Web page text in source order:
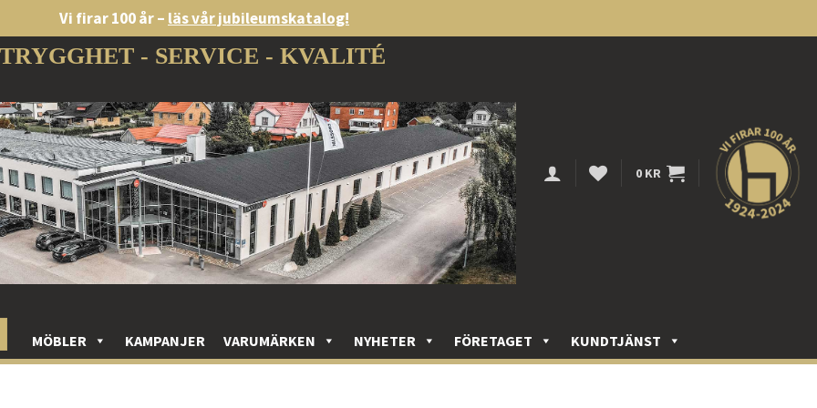
Vi firar 100 år – läs vår jubileumskatalog!
TRYGGHET - SERVICE - KVALITÉ
0 KR
MÖBLER KAMPANJER VARUMÄRKEN NYHETER FÖRETAGET KUNDTJÄNST